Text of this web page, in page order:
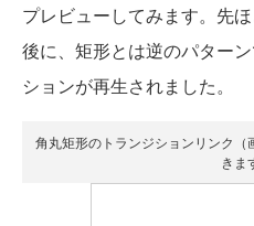
プレビューしてみます。先
後に、矩形とは逆のパター
ションが再生されました。
角丸矩形のトランジションリンク
きま